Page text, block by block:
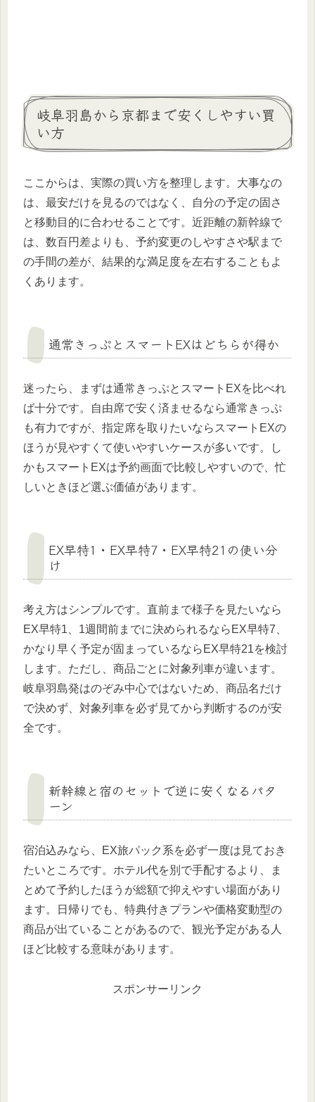
岐阜羽島から京都まで安くしやすい買
い方
ここからは、実際の買い方を整理します。大事なの
は、最安だけを見るのではなく、自分の予定の固さ
と移動目的に合わせることです。近距離の新幹線で
は、数百円差よりも、予約変更のしやすさや駅まで
の手間の差が、結果的な満足度を左右することもよ
くあります。
通常きっぷとスマートEXはどちらが得か
迷ったら、まずは通常きっぷとスマートEXを比べれ
ば十分です。自由席で安く済ませるなら通常きっぷ
も有力ですが、指定席を取りたいならスマートEXの
ほうが見やすくて使いやすいケースが多いです。し
かもスマートEXは予約画面で比較しやすいので、忙
しいときほど選ぶ価値があります。
EX早特1・EX早特7・EX早特21の使い分
け
考え方はシンプルです。直前まで様子を見たいなら
EX早特1、1週間前までに決められるならEX早特7、
かなり早く予定が固まっているならEX早特21を検討
します。ただし、商品ごとに対象列車が違います。
岐阜羽島発はのぞみ中心ではないため、商品名だけ
で決めず、対象列車を必ず見てから判断するのが安
全です。
新幹線と宿のセットで逆に安くなるパタ
ーン
宿泊込みなら、EX旅パック系を必ず一度は見ておき
たいところです。ホテル代を別で手配するより、ま
とめて予約したほうが総額で抑えやすい場面があり
ます。日帰りでも、特典付きプランや価格変動型の
商品が出ていることがあるので、観光予定がある人
ほど比較する意味があります。
スポンサーリンク